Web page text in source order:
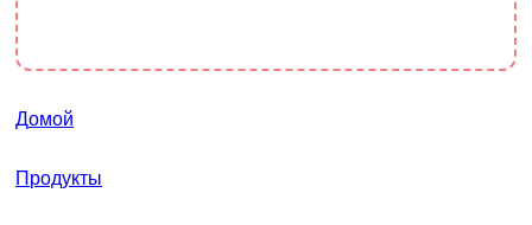
Домой
Продукты